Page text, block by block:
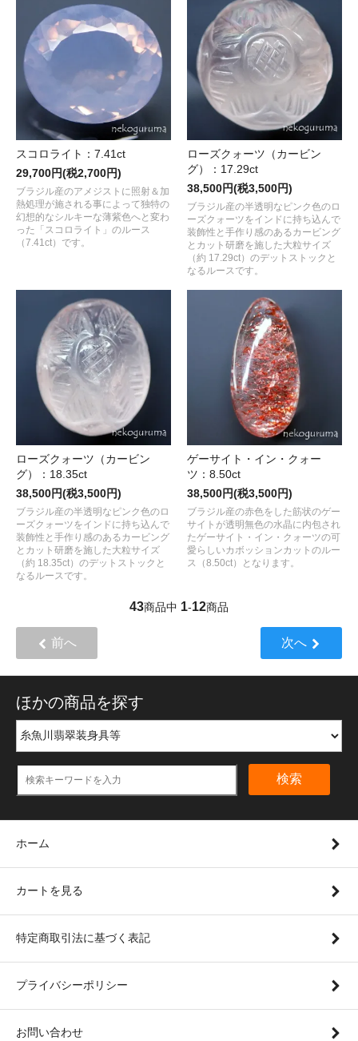
スコロライト：7.41ct
29,700円(税2,700円)
ブラジル産のアメジストに照射＆加
熱処理が施される事によって独特の
幻想的なシルキーな薄紫色へと変わ
った「スコロライト」のルース
（7.41ct）です。
ローズクォーツ（カービン
グ）：17.29ct
38,500円(税3,500円)
ブラジル産の半透明なピンク色のロ
ーズクォーツをインドに持ち込んで
装飾性と手作り感のあるカービング
とカット研磨を施した大粒サイズ
（約 17.29ct）のデットストックと
なるルースです。
ローズクォーツ（カービン
グ）：18.35ct
38,500円(税3,500円)
ブラジル産の半透明なピンク色のロ
ーズクォーツをインドに持ち込んで
装飾性と手作り感のあるカービング
とカット研磨を施した大粒サイズ
（約 18.35ct）のデットストックと
なるルースです。
ゲーサイト・イン・クォー
ツ：8.50ct
38,500円(税3,500円)
ブラジル産の赤色をした筋状のゲー
サイトが透明無色の水晶に内包され
たゲーサイト・イン・クォーツの可
愛らしいカボッションカットのルー
ス（8.50ct）となります。
43商品中 1-12商品
前へ 次へ
ほかの商品を探す
検索
ホーム
カートを見る
特定商取引法に基づく表記
プライバシーポリシー
お問い合わせ